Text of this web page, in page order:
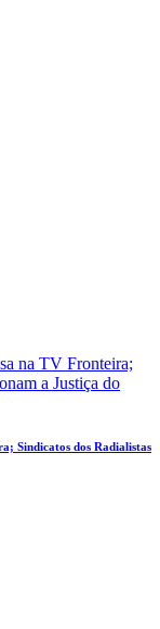
Sindicatos dos Radialistas